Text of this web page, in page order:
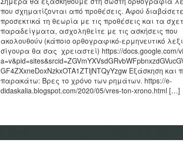
που σχηματίζονται από προθέσεις. Αφού διαβάσετε
προσεκτικά τη θεωρία με τις προθέσεις και τα
παραδείγματα, ασχοληθείτε με τις ασκήσεις που
ακολουθούν (κάποιο ορθογραφικό-ερμηνευτικό
σίγουρα θα σας χρειαστεί) https://docs.google.com/
GF4ZXxneDoxNzkxOTA1ZTljNTQyYzgw Εξάσκηση και
παρακάτω: Βρες το χρόνο των ρημάτων. https://e-
didaskalia.blogspot.com/2020/05/vres-ton-xrono.html […]